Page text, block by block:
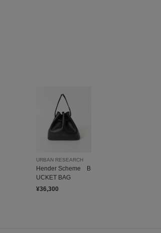
URBAN RESEARCH
Hender Scheme B
UCKET BAG
¥36,300